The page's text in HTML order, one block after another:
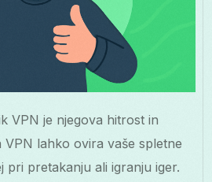
VPN je njegova hitrost in
VPN lahko ovira vaše spletne
pri pretakanju ali igranju iger.